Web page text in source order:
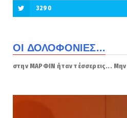
3290
ΟΙ ΔΟΛΟΦΟΝΙΕΣ...
στην ΜΑΡΦΙΝ ήταν τέσσερεις... Μην